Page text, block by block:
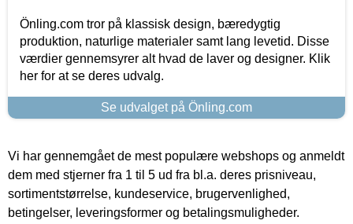
Önling.com tror på klassisk design, bæredygtig
produktion, naturlige materialer samt lang levetid. Disse
værdier gennemsyrer alt hvad de laver og designer. Klik
her for at se deres udvalg.
Se udvalget på Önling.com
Vi har gennemgået de mest populære webshops og anmeldt
dem med stjerner fra 1 til 5 ud fra bl.a. deres prisniveau,
sortimentstørrelse, kundeservice, brugervenlighed,
betingelser, leveringsformer og betalingsmuligheder.